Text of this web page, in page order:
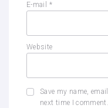
E-mail *
Website
Save my name,
next time I comment.